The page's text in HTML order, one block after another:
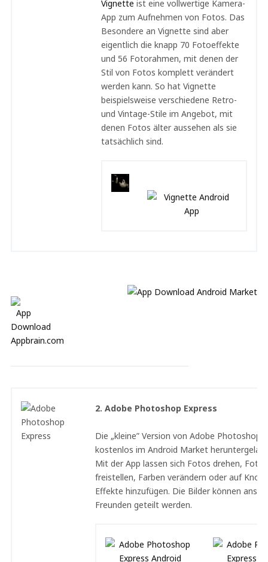
Vignette ist eine vollwertige Kamera-
App zum Aufnehmen von Fotos. Das
Besondere an Vignette sind aber
eigentlich die knapp 70 Fotoeffekte
und 56 Fotorahmen, mit denen der
Stil von Fotos komplett verändert
werden kann. So hat Vignette
beispielsweise verschiedene Retro-
und Vintage-Stile im Angebot, mit
denen Fotos älter aussehen als sie
tatsächlich sind.
2. Adobe Photoshop Express
Die „kleine” Version von Adobe Photoshop
kostenlos im Android Market
Mit der App lassen sich Fotos drehen,
freistellen, Farben verändern oder auf
Effekte hinzufügen. Die Bilder können
Freunden geteilt werden.